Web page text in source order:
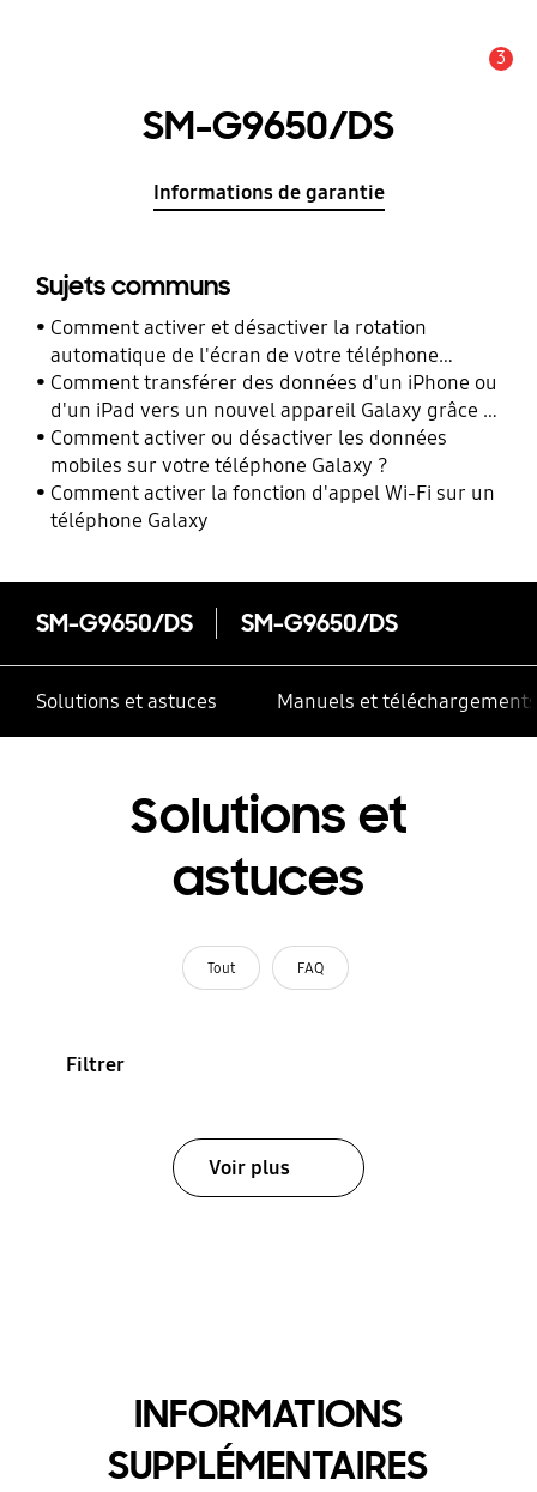
3
SM-G9650/DS
Informations de garantie
Sujets communs
Comment activer et désactiver la rotation
automatique de l'écran de votre téléphone
Galaxy ?
Comment transférer des données d'un iPhone ou
d'un iPad vers un nouvel appareil Galaxy grâce à
Smart Switch ?
Comment activer ou désactiver les données
mobiles sur votre téléphone Galaxy ?
Comment activer la fonction d'appel Wi-Fi sur un
téléphone Galaxy
SM-G9650/DS SM-G9650/DS
Solutions et astuces Manuels et téléchargements
Solutions et
astuces
Tout FAQ
Filtrer
Voir plus
INFORMATIONS
SUPPLÉMENTAIRES